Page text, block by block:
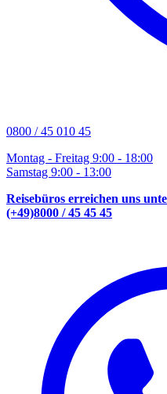
0800 / 45 010 45
Montag - Freitag 9:00 - 18:00
Samstag 9:00 - 13:00
Reisebüros erreichen uns
(+49)8000 / 45 45 45